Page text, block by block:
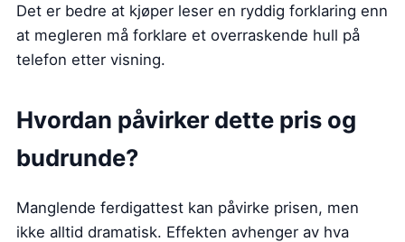
Det er bedre at kjøper leser en ryddig forklaring enn
at megleren må forklare et overraskende hull på
telefon etter visning.
Hvordan påvirker dette pris og
budrunde?
Manglende ferdigattest kan påvirke prisen, men
ikke alltid dramatisk. Effekten avhenger av hva